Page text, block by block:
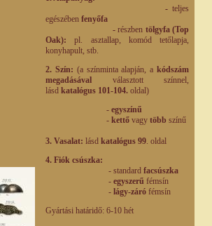
-teljes
egészében fenyőfa
-részben tölgyfa (Top
Oak):pl. asztallap, komód tetőlapja,
konyhapult, stb.
2. Szín: (a színminta alapján, akódszám
megadásával választott színnel,
lásd katalógus 101-104. oldal)
- egyszínű
- kettő vagy több színű
3. Vasalat: lásd katalógus 99. oldal
4. Fiók csúszka:
- standard facsúszka
- egyszerű fémsín
- lágy-záró fémsín
Gyártási határidő: 6-10 hét